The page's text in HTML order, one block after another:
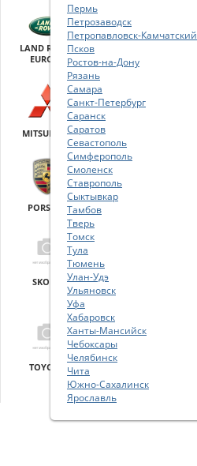
LAND ROVER
EUROPE
MITSUBISHI NISSAN
PORSCHE RENAULT
SKODA
SUBARU
EUROPE
TOYOTA
Пермь
Петрозаводск
Петропавловск-Камчатский
Псков
Ростов-на-Дону
Рязань
Самара
Санкт-Петербург
Саранск
Саратов
Севастополь
Симферополь
Смоленск
Ставрополь
Сыктывкар
Тамбов
Тверь
Томск
Тула
Тюмень
Улан-Удэ
Ульяновск
Уфа
Хабаровск
Ханты-Мансийск
Чебоксары
Челябинск
Чита
Южно-Сахалинск
Ярославль